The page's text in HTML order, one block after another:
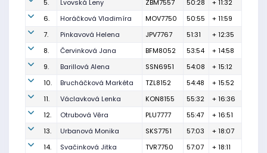
5. Lvovská Leny ZBM7557 50:28
+ 11:32
6.
Horáčková Vladimíra MOV7750 50:55
+ 11:59
7.
Pinkavová Helena JPV7767 51:31
+ 12:35
8.
Červinková Jana BFM8052 53:54
+ 14:58
9.
Barillová Alena SSN6951 54:08
+ 15:12
10.
Brucháčková Markéta TZL8152 54:48
+ 15:52
11.
Václavková Lenka KON8155 55:32
+ 16:36
12.
Otrubová Věra PLU7777 55:47
+ 16:51
13.
Urbanová Monika SKS7751 57:03
+ 18:07
14.
Svačinková Jitka TVR7750 57:07
+ 18:11